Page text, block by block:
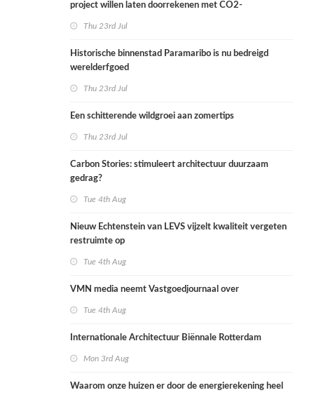
project willen laten doorrekenen met CO2-
Thu 23rd Jul
Historische binnenstad Paramaribo is nu bedreigd
werelderfgoed
Thu 23rd Jul
Een schitterende wildgroei aan zomertips
Thu 23rd Jul
Carbon Stories: stimuleert architectuur duurzaam
gedrag?
Tue 4th Aug
Nieuw Echtenstein van LEVS vijzelt kwaliteit vergeten
restruimte op
Tue 4th Aug
VMN media neemt Vastgoedjournaal over
Tue 4th Aug
Internationale Architectuur Biënnale Rotterdam
Mon 3rd Aug
Waarom onze huizen er door de energierekening heel